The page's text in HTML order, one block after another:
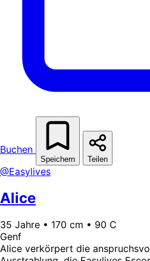
Buchen
Speichern Teilen
@Easylives
Alice
35 Jahre • 170 cm • 90 C
Genf
Alice verkörpert die